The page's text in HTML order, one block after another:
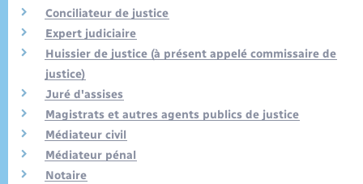
Numérique
Organisation d’événement
Sécurité - Prévention
Seniors
Conciliateur de justice
Expert judiciaire
Huissier de justice (à présent appelé commissaire de
justice)
Juré d'assises
Magistrats et autres agents publics de justice
Médiateur civil
Médiateur pénal
Notaire